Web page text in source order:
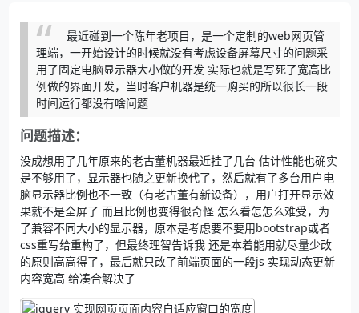
最近碰到一个陈年老项目，是一个定制的web网页管
理端，一开始设计的时候就没有考虑设备屏幕尺寸的问题采
用了固定电脑显示器大小做的开发 实际也就是写死了宽高比
例做的界面开发，当时客户机器是统一购买的所以很长一段
时间运行都没有啥问题
问题描述：
没成想用了几年原来的老古董机器最近挂了几台 估计性能也确实
是不够用了，显示器也随之更新换代了，然后就有了多台用户电
脑显示器比例也不一致（有老古董有新设备），用户打开显示效
果就不是全屏了 而且比例也变得很奇怪 怎么看怎怎么难受，为
了兼容不同大小的显示器，原本是考虑要不要用bootstrap或者
css重写给重构了，但最终理智告诉我 还是本着能用就尽量少改
的原则高高得了，最后就只改了前端页面的一段js 实现动态更新
内容宽高 给凑合解决了